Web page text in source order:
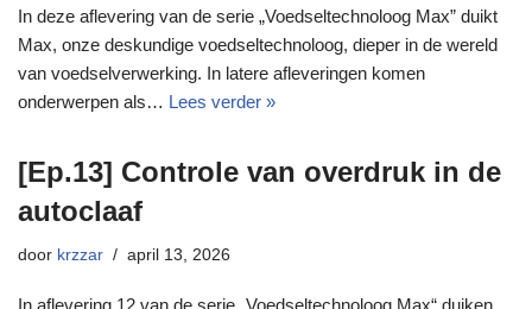
In deze aflevering van de serie „Voedseltechnoloog Max” duikt
Max, onze deskundige voedseltechnoloog, dieper in de wereld
van voedselverwerking. In latere afleveringen komen
onderwerpen als… Lees verder »
[Ep.13] Controle van overdruk in de
autoclaaf
door krzzar april 13, 2026
In aflevering 12 van de serie „Voedseltechnoloog Max“ duiken